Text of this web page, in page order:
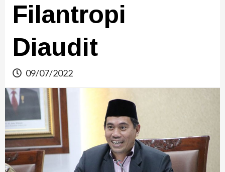
Filantropi
Diaudit
09/07/2022